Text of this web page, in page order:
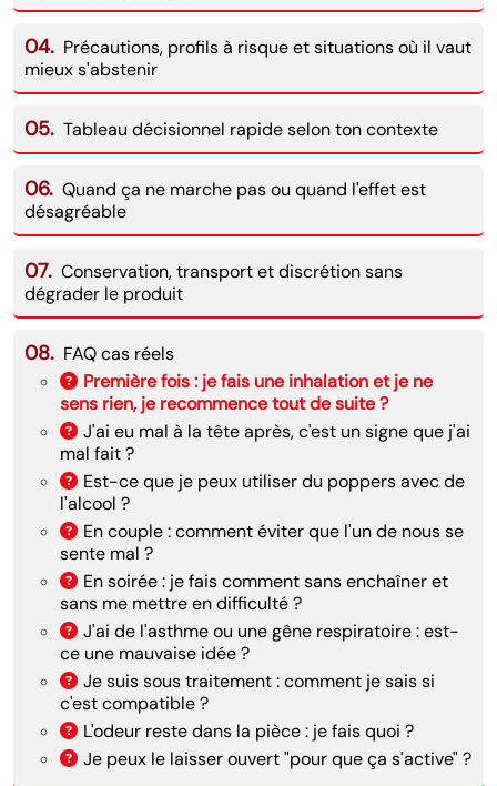
04. Précautions, profils à risque et situations où il vaut
mieux s'abstenir
05. Tableau décisionnel rapide selon ton contexte
06. Quand ça ne marche pas ou quand l'effet est
désagréable
07. Conservation, transport et discrétion sans
dégrader le produit
08. FAQ cas réels
Première fois : je fais une inhalation et je ne
sens rien, je recommence tout de suite ?
J'ai eu mal à la tête après, c'est un signe que j'ai
mal fait ?
Est-ce que je peux utiliser du poppers avec de
l'alcool ?
En couple : comment éviter que l'un de nous se
sente mal ?
En soirée : je fais comment sans enchaîner et
sans me mettre en difficulté ?
J'ai de l'asthme ou une gêne respiratoire : est-
ce une mauvaise idée ?
Je suis sous traitement : comment je sais si
c'est compatible ?
L'odeur reste dans la pièce : je fais quoi ?
Je peux le laisser ouvert "pour que ça s'active" ?